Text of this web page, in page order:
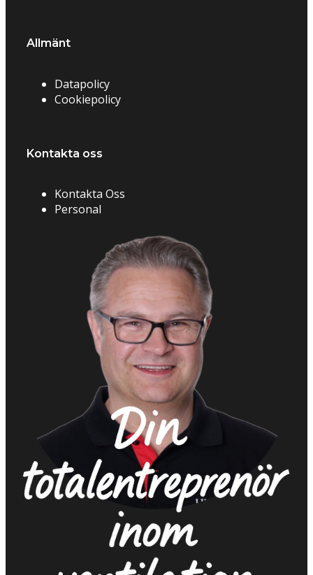
Allmänt
Datapolicy
Cookiepolicy
Kontakta oss
Kontakta Oss
Personal